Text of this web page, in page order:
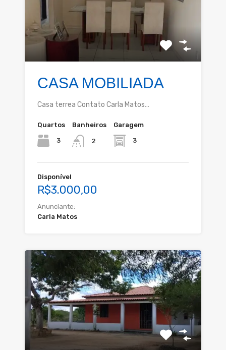
CASA MOBILIADA
Casa terrea Contato Carla Matos…
Quartos
3
Banheiros
2
Garagem
3
Disponível
R$3.000,00
Anunciante:
Carla Matos